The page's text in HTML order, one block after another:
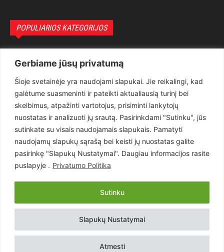
Gerbiame jūsų privatumą
Šioje svetainėje yra naudojami slapukai. Jie reikalingi, kad
galėtume suasmeninti ir pateikti aktualiausią turinį bei
skelbimus, atpažinti vartotojus, prisiminti lankytojų
nuostatas ir analizuoti jų srautą. Pasirinkdami "Sutinku", jūs
sutinkate su visais naudojamais slapukais. Pamatyti
naudojamų slapukų sąrašą bei keisti jų nuostatas galite
pasirinkę "Slapukų Nustatymai". Daugiau informacijos rasite
puslapyje . Privatumo Politika
Slapukų Nustatymai
Atmesti
Sutinku
POPULIARIOS KATEGORIJOS
Teisėsauga
1497
Aktualu
Lietuva
619
Pasaulis
Статьи на русском
Articles in english
Copyright © 2026 UAB „Goruva“. Visos teisės saugomos.